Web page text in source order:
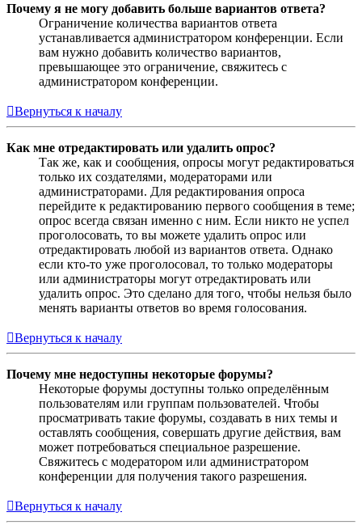
Почему я не могу добавить больше вариантов ответа?
Ограничение количества вариантов ответа
устанавливается администратором конференции. Если
вам нужно добавить количество вариантов,
превышающее это ограничение, свяжитесь с
администратором конференции.
Вернуться к началу
Как мне отредактировать или удалить опрос?
Так же, как и сообщения, опросы могут редактироваться
только их создателями, модераторами или
администраторами. Для редактирования опроса
перейдите к редактированию первого сообщения в теме;
опрос всегда связан именно с ним. Если никто не успел
проголосовать, то вы можете удалить опрос или
отредактировать любой из вариантов ответа. Однако
если кто-то уже проголосовал, то только модераторы
или администраторы могут отредактировать или
удалить опрос. Это сделано для того, чтобы нельзя было
менять варианты ответов во время голосования.
Вернуться к началу
Почему мне недоступны некоторые форумы?
Некоторые форумы доступны только определённым
пользователям или группам пользователей. Чтобы
просматривать такие форумы, создавать в них темы и
оставлять сообщения, совершать другие действия, вам
может потребоваться специальное разрешение.
Свяжитесь с модератором или администратором
конференции для получения такого разрешения.
Вернуться к началу